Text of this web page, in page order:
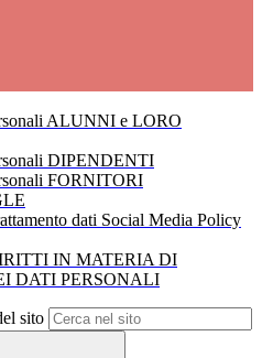
ALUNNI e LORO
DIPENDENTI
FORNITORI
dati Social Media Policy
IN MATERIA DI
DATI PERSONALI
sito